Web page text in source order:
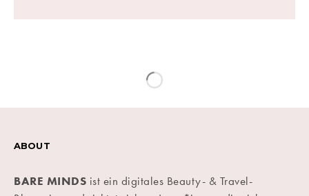
ABOUT
BARE MINDS ist ein digitales Beauty- & Travel-